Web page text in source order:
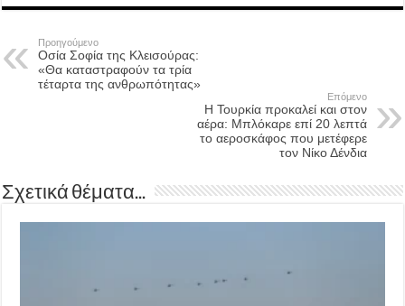
Προηγούμενο
Οσία Σοφία της Κλεισούρας:
«Θα καταστραφούν τα τρία
τέταρτα της ανθρωπότητας»
Επόμενο
Η Τουρκία προκαλεί και στον
αέρα: Μπλόκαρε επί 20 λεπτά
το αεροσκάφος που μετέφερε
τον Νίκο Δένδια
Σχετικά θέματα...